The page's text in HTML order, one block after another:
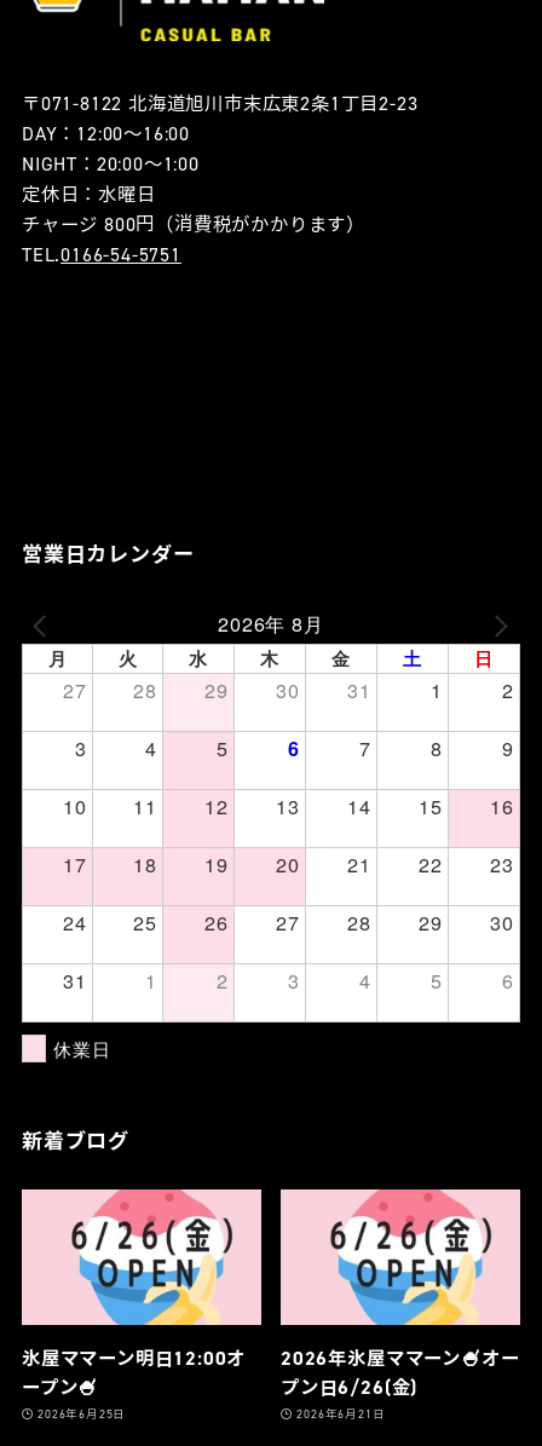
〒071-8122 北海道旭川市末広東2条1丁目2-23
DAY：12:00〜16:00
NIGHT：20:00〜1:00
定休日：水曜日
チャージ 800円（消費税がかかります）
TEL.0166-54-5751
営業日カレンダー
2026年 8月
月 火 水 木 金 土 日
27 28 29 30 31 1
2
3
4 5 6 7 8
9
10
11 12 13 14 15
16
17
18 19 20 21 22
23
24
25 26 27 28 29
30
31
1 2 3 4 5 6
休業日
新着ブログ
氷屋ママーン明日12:00オ
ープン🍧
2026年6月25日
2026年氷屋ママーン🍧オー
プン日6/26(金)
2026年6月21日